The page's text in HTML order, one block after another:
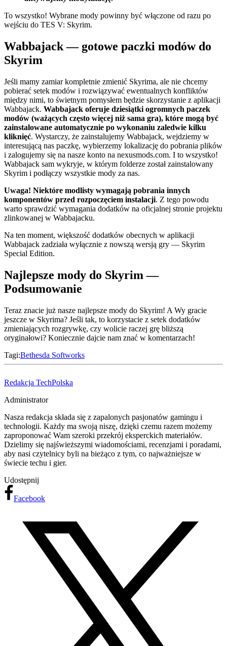
To wszystko! Wybrane mody powinny być włączone od razu po
wejściu do TES V: Skyrim.
Wabbajack — gotowe paczki modów do
Skyrim
Jeśli mamy zamiar kompletnie zmienić Skyrima, ale nie chcemy
pobierać setek modów i rozwiązywać ewentualnych konfliktów
między nimi, to świetnym pomysłem będzie skorzystanie z aplikacji
Wabbajack. Wabbajack oferuje dziesiątki ogromnych paczek
modów (ważących często więcej niż sama gra), które mogą być
zainstalowane automatycznie po wykonaniu zaledwie kilku
kliknięć. Wystarczy, że zainstalujemy Wabbajack, wejdziemy w
interesującą nas paczkę, wybierzemy lokalizację do pobrania plików
i zalogujemy się na nasze konto na nexusmods.com. I to wszystko!
Wabbajack sam wykryje, w którym folderze został zainstalowany
Skyrim i podłączy wszystkie mody za nas.
Uwaga! Niektóre modlisty wymagają pobrania innych
komponentów przed rozpoczęciem instalacji. Z tego powodu
warto sprawdzić wymagania dodatków na oficjalnej stronie projektu
zlinkowanej w Wabbajacku.
Na ten moment, większość dodatków obecnych w aplikacji
Wabbajack zadziała wyłącznie z nowszą wersją gry — Skyrim
Special Edition.
Najlepsze mody do Skyrim —
Podsumowanie
Teraz znacie już nasze najlepsze mody do Skyrim! A Wy gracie
jeszcze w Skyrima? Jeśli tak, to korzystacie z setek dodatków
zmieniających rozgrywkę, czy wolicie raczej grę bliższą
oryginałowi? Koniecznie dajcie nam znać w komentarzach!
Tagi:Bethesda Softworks
Redakcja TechPolska
Administrator
Nasza redakcja składa się z zapalonych pasjonatów gamingu i
technologii. Każdy ma swoją niszę, dzięki czemu razem możemy
zaproponować Wam szeroki przekrój eksperckich materiałów.
Dzielimy się najświeższymi wiadomościami, recenzjami i poradami,
aby nasi czytelnicy byli na bieżąco z tym, co najważniejsze w
świecie techu i gier.
Udostępnij
Facebook